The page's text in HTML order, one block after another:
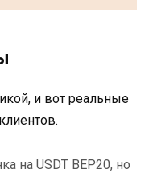
и вот реальные
на USDT BEP20, но